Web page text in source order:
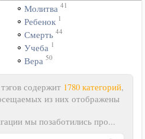
Молитва 41
Ребенок 1
Смерть 44
Учеба 1
Вера 50
содержит 1780 категорий,
из них отображены
мы позаботились про...